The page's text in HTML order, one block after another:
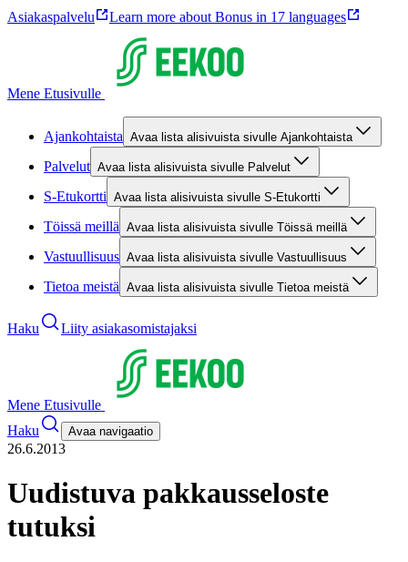
Asiakaspalvelu Learn more about Bonus in 17 languages
Mene Etusivulle
Ajankohtaista Avaa lista alisivuista sivulle Ajankohtaista
Palvelut Avaa lista alisivuista sivulle Palvelut
S-Etukortti Avaa lista alisivuista sivulle S-Etukortti
Töissä meillä Avaa lista alisivuista sivulle Töissä meillä
Vastuullisuus Avaa lista alisivuista sivulle Vastuullisuus
Tietoa meistä Avaa lista alisivuista sivulle Tietoa meistä
Haku Liity asiakasomistajaksi
Mene Etusivulle
Haku
Avaa navigaatio
26.6.2013
Uudistuva pakkausseloste
tutuksi